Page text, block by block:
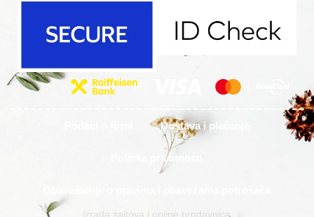
Dostava i plaćanje
Politika privatnosti
izrada sajtova i online prodavnica